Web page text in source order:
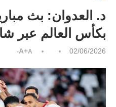
د. العدوان: بث
بكأس العالم عبر
02/06/2026
A+A-